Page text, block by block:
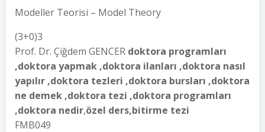
Modeller Teorisi – Model Theory
(3+0)3
Prof. Dr. Çiğdem GENCER doktora programları
,doktora yapmak ,doktora ilanları ,doktora nasıl
yapılır ,doktora tezleri ,doktora bursları ,doktora
ne demek ,doktora tezi ,doktora programları
,doktora nedir,özel ders,bitirme tezi
FMB049